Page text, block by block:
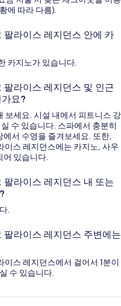
에 따라 다름).
라이스 레지던스 안에 카
카지노가 있습니다.
라이스 레지던스 및 인근
요?
보세요. 시설 내에서 피트니스 강
수 있습니다. 스파에서 충분히
서 수영을 즐겨보세요. 또한,
이스 레지던스에는 카지노, 사우
어 있습니다.
라이스 레지던스 내 또는
.
라이스 레지던스 주변에는
스 레지던스에서 걸어서 1분이
수 있습니다.